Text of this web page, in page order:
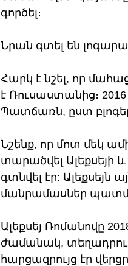
գործել։
Նրան գտել են
Հարկ է նշել, որ
է Ռուսաստանից։
Պատճառն, ըստ
Նշենք, որ մոտ մեկ
տարածվել Ալեքսեյի
գտնվել էր: Ալեքսեյն
մանրամասներ
Ալեքսեյ Ռոմանովը
ժամանակ,
հարցազրույց էր